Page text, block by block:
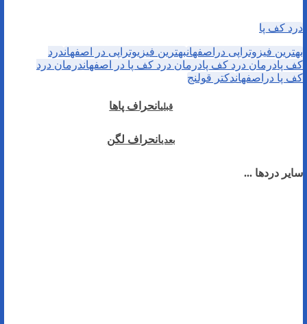
درد کف پا
بهترین فیزوتراپی دراصفهانبهترین فیزیوتراپی در اصفهاندرد
کف پادرمان درد کف پادرمان درد کف پا در اصفهاندرمان درد
کف پا دراصفهاندکتر قولنج
قبلیانحراف پاها
بعدیانحراف لگن
سایر دردها ...